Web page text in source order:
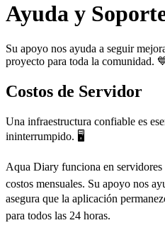
Ayuda y
Su apoyo nos ayuda a seguir
proyecto para toda la comunidad.
Costos de Servidor
Una infraestructura confiable es
ininterrumpido. 🖥️
Aqua Diary funciona en
costos mensuales. Su apoyo nos
asegura que la aplicación
para todos las 24 horas.